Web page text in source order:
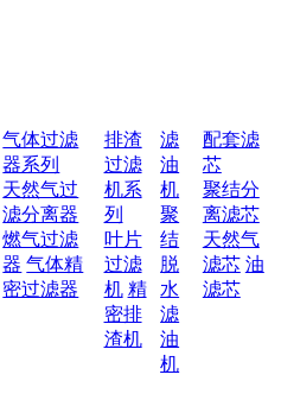
气体过滤
器系列
天然气过
滤分离器
燃气过滤
器 气体精
密过滤器
排渣
过滤
机系
列
叶片
过滤
机 精
密排
渣机
滤
油
机
聚
结
脱
水
滤
油
机
配套滤
芯
聚结分
离滤芯
天然气
滤芯 油
滤芯